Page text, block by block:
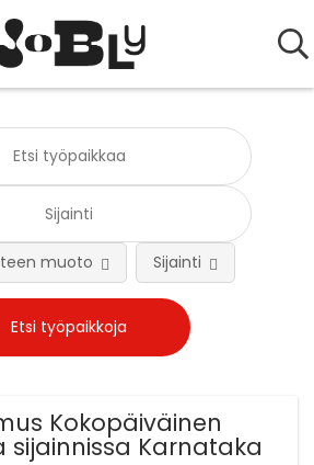
muoto Sijainti
Kokopäiväinen
sijainnissa Karnataka